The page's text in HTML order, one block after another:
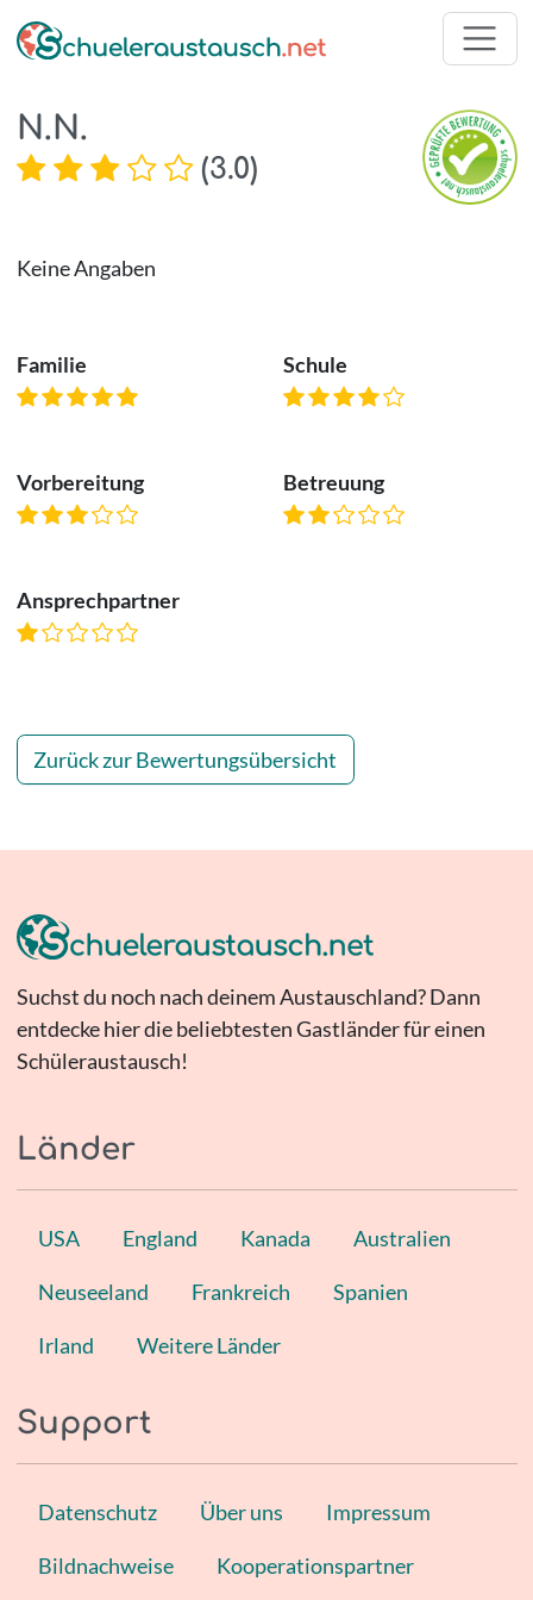
N.N.
(3.0)
Keine Angaben
Familie Schule
Vorbereitung Betreuung
Ansprechpartner
Zurück zur Bewertungsübersicht
Suchst du noch nach deinem Austauschland? Dann
entdecke hier die beliebtesten Gastländer für einen
Schüleraustausch!
Länder
USA England Kanada Australien
Neuseeland Frankreich Spanien
Irland Weitere Länder
Support
Datenschutz Über uns Impressum
Bildnachweise Kooperationspartner